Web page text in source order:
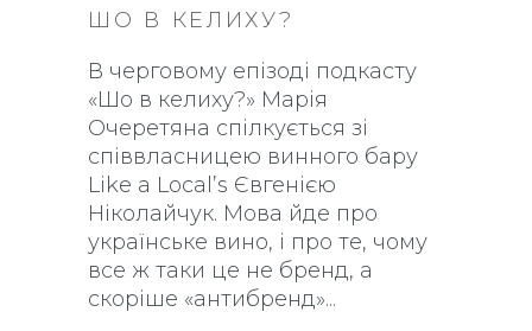
ШО В КЕЛИХУ?
В черговому епізоді подкасту
«Шо в келиху?» Марія
Очеретяна спілкується зі
співвласницею винного бару
Like a Local’s Євгенією
Ніколайчук. Мова йде про
українське вино, і про те, чому
все ж таки це не бренд, а
скоріше «антибренд»